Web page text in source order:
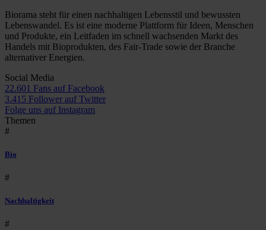
Biorama steht für einen nachhaltigen Lebensstil und bewussten
Lebenswandel. Es ist eine moderne Plattform für Ideen, Menschen
und Produkte, ein Leitfaden im schnell wachsenden Markt des
Handels mit Bioprodukten, des Fair-Trade sowie der Branche
alternativer Energien.
Social Media
22.601 Fans auf Facebook
3.415 Follower auf Twitter
Folge uns auf Instagram
Themen
#
Bio
#
Nachhaltigkeit
#